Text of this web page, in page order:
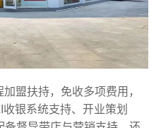
盟扶持，免收多项费用，
银系统支持、开业策划